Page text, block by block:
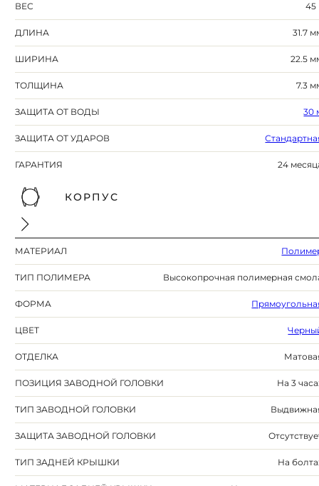
ВЕС 45
ДЛИНА 31.7
ШИРИНА 22.5
ТОЛЩИНА 7.3
ЗАЩИТА ОТ ВОДЫ 30
ЗАЩИТА ОТ УДАРОВ
ГАРАНТИЯ 24
КОРПУС
МАТЕРИАЛ
ТИП ПОЛИМЕРА Высокопрочная полимерная
ФОРМА
ЦВЕТ
ОТДЕЛКА
ПОЗИЦИЯ ЗАВОДНОЙ ГОЛОВКИ На 3
ТИП ЗАВОДНОЙ ГОЛОВКИ
ЗАЩИТА ЗАВОДНОЙ ГОЛОВКИ
ТИП ЗАДНЕЙ КРЫШКИ На